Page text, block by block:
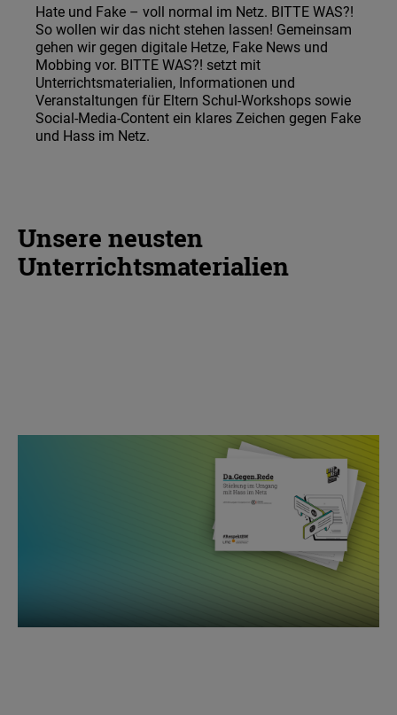
Hate und Fake – voll normal im Netz. BITTE WAS?!
So wollen wir das nicht stehen lassen! Gemeinsam
gehen wir gegen digitale Hetze, Fake News und
Mobbing vor. BITTE WAS?! setzt mit
Unterrichtsmaterialien, Informationen und
Veranstaltungen für Eltern Schul-Workshops sowie
Social-Media-Content ein klares Zeichen gegen Fake
und Hass im Netz.
Unsere neusten
Unterrichtsmaterialien